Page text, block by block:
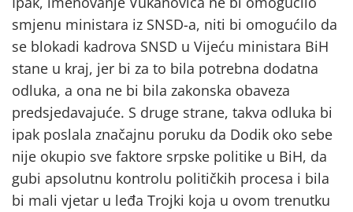
smjenu ministara iz SNSD-a, niti bi omogućilo da
se blokadi kadrova SNSD u Vijeću ministara BiH
stane u kraj, jer bi za to bila potrebna dodatna
odluka, a ona ne bi bila zakonska obaveza
predsjedavajuće. S druge strane, takva odluka bi
ipak poslala značajnu poruku da Dodik oko sebe
nije okupio sve faktore srpske politike u BiH, da
gubi apsolutnu kontrolu političkih procesa i bila
bi mali vjetar u leđa Trojki koja u ovom trenutku